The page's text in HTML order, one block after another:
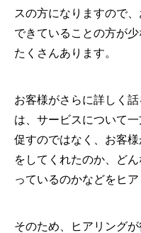
スの方になりますので
できていることの方が
たくさんあります。
お客様がさらに詳しく
は、サービスについて
促すのではなく、お客
をしてくれたのか、ど
っているのかなどをヒ
そのため、ヒアリング